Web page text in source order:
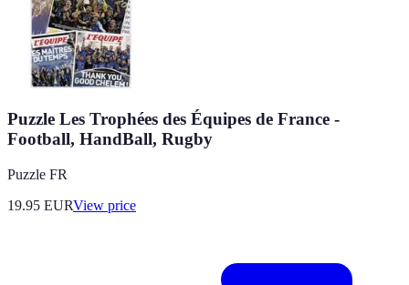
Puzzle Les Trophées des Équipes de France -
Football, HandBall, Rugby
Puzzle FR
19.95 EURView price